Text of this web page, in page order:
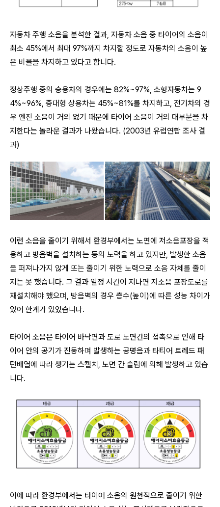
자동차 주행 소음을 분석한 결과, 자동차 소음 중 타이어의 소음이
최소 45%에서 최대 97%까지 차지할 정도로 자동차의 소음이 높
은 비율을 차지하고 있다고 합니다.
정상주행 중의 승용차의 경우에는 82%~97%, 소형자동차는 9
4%~96%, 중대형 상용차는 45%~81%를 차지하고, 전기차의 경
우 엔진 소음이 거의 없기 때문에 타이어 소음이 거의 대부분을 차
지한다는 놀라운 결과가 나왔습니다. (2003년 유럽연합 조사 결
과)
이런 소음을 줄이기 위해서 환경부에서는 노면에 저소음포장을 적
용하고 방음벽을 설치하는 등의 노력을 하고 있지만, 발생한 소음
을 퍼져나가지 않게 또는 줄이기 위한 노력으로 소음 자체를 줄이
지는 못 했습니다. 그 결과 일정 시간이 지나면 저소음 포장도로를
재설치해야 했으며, 방음벽의 경우 층수(높이)에 따른 성능 차이가
있어 한계가 있었습니다.
타이어 소음은 타이어 바닥면과 도로 노면간의 접촉으로 인해 타
이어 안의 공기가 진동하며 발생하는 공명음과 타티어 트레드 패
턴배열에 따라 생기는 스켈치, 노면 간 슬립에 의해 발생하고 있습
니다.
이에 따라 환경부에서는 타이어 소음의 원천적으로 줄이기 위한